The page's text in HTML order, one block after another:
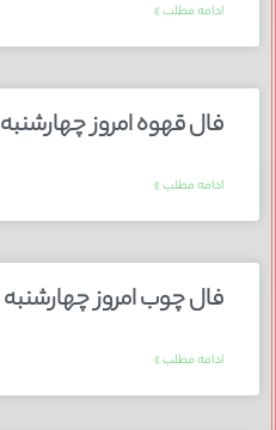
ادامه مطلب »
فال قهوه امروز چهارشنبه 3 دی 1404
ادامه مطلب »
فال چوب امروز چهارشنبه 3 دی 1404
ادامه مطلب »